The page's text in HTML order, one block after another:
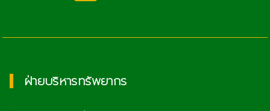
ฝ่ายบริหารทรัพยากร